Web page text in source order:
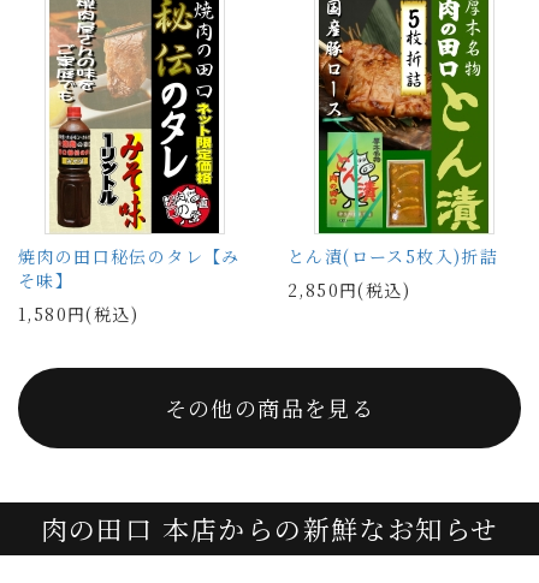
焼肉の田口秘伝のタレ【み
そ味】
1,580円(税込)
とん漬(ロース5枚入)折詰
2,850円(税込)
その他の商品を見る
肉の田口 本店からの新鮮なお知らせ